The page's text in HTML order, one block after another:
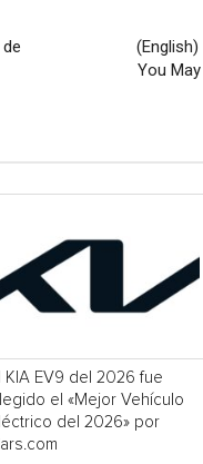
You
KIA EV9 del 2026 fue
el «Mejor Vehículo
del 2026» por